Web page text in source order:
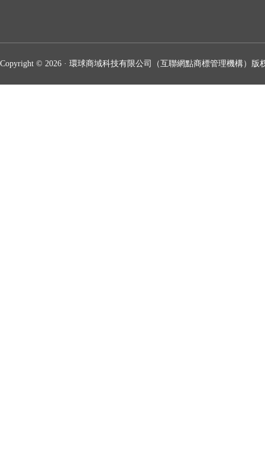
Copyright © 2026 · 環球商域科技有限公司（互聯網點商標管理機構）版